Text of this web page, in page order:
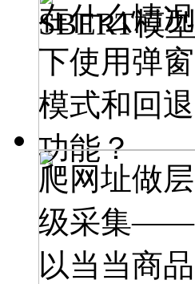
SBERT模型
在什么情况
下使用弹窗
模式和回退
功能？
爬网址做层
级采集——
以当当商品